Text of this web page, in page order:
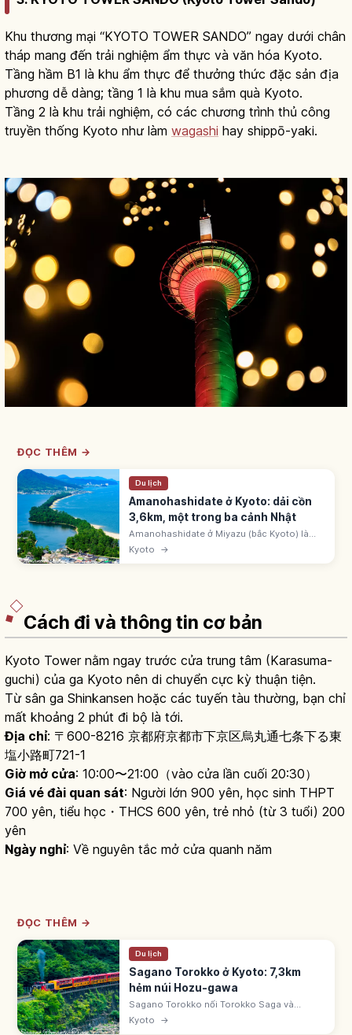
Khu thương mại “KYOTO TOWER SANDO” ngay dưới chân
tháp mang đến trải nghiệm ẩm thực và văn hóa Kyoto.
Tầng hầm B1 là khu ẩm thực để thưởng thức đặc sản địa
phương dễ dàng; tầng 1 là khu mua sắm quà Kyoto.
Tầng 2 là khu trải nghiệm, có các chương trình thủ công
truyền thống Kyoto như làm wagashi hay shippō-yaki.
ĐỌC THÊM →
Du lịch
Amanohashidate ở Kyoto: dải cồn
3,6km, một trong ba cảnh Nhật
Amanohashidate ở Miyazu (bắc Kyoto) là
một trong 'Nihon Sankei' cùng Matsushima
và Miyajima, dải cồn 3,6km phủ 6.700 cây
Kyoto →
Cách đi và thông tin cơ bản
Kyoto Tower nằm ngay trước cửa trung tâm (Karasuma-
guchi) của ga Kyoto nên di chuyển cực kỳ thuận tiện.
Từ sân ga Shinkansen hoặc các tuyến tàu thường, bạn chỉ
mất khoảng 2 phút đi bộ là tới.
Địa chỉ: 〒600-8216 京都府京都市下京区烏丸通七条下る東
塩小路町721-1
Giờ mở cửa: 10:00〜21:00（vào cửa lần cuối 20:30）
Giá vé đài quan sát: Người lớn 900 yên, học sinh THPT
700 yên, tiểu học・THCS 600 yên, trẻ nhỏ (từ 3 tuổi) 200
yên
Ngày nghỉ: Về nguyên tắc mở cửa quanh năm
ĐỌC THÊM →
Du lịch
Sagano Torokko ở Kyoto: 7,3km
hẻm núi Hozu-gawa
Sagano Torokko nối Torokko Saga và
Kameoka 7,3km, tận dụng tuyến cũ JR Sanin
từ 1991. Toa 5 'The Rich-go' mở không kính.
Kyoto →